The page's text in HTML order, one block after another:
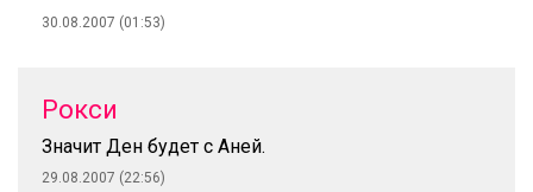
30.08.2007 (01:53)
Рокси
Значит Ден будет с Аней.
29.08.2007 (22:56)